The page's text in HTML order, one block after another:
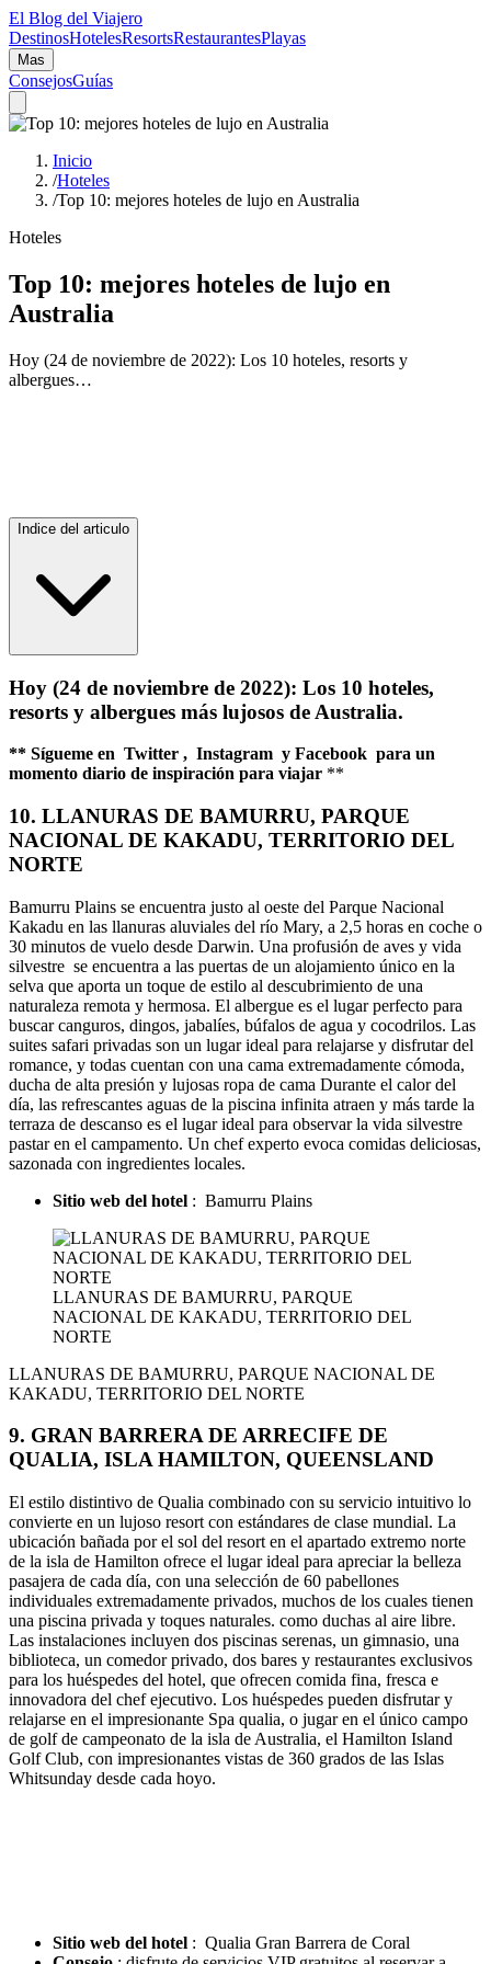
El Blog del Viajero
DestinosHotelesResortsRestaurantesPlayas
Mas
ConsejosGuías
Inicio
/Hoteles
/Top 10: mejores hoteles de lujo en Australia
Hoteles
Top 10: mejores hoteles de lujo en
Australia
Hoy (24 de noviembre de 2022): Los 10 hoteles, resorts y
albergues…
Indice del articulo
Hoy (24 de noviembre de 2022): Los 10 hoteles,
resorts y albergues más lujosos de Australia.
** Sígueme en Twitter , Instagram y Facebook para un
momento diario de inspiración para viajar **
10. LLANURAS DE BAMURRU, PARQUE
NACIONAL DE KAKADU, TERRITORIO DEL
NORTE
Bamurru Plains se encuentra justo al oeste del Parque Nacional
Kakadu en las llanuras aluviales del río Mary, a 2,5 horas en coche o
30 minutos de vuelo desde Darwin. Una profusión de aves y vida
silvestre se encuentra a las puertas de un alojamiento único en la
selva que aporta un toque de estilo al descubrimiento de una
naturaleza remota y hermosa. El albergue es el lugar perfecto para
buscar canguros, dingos, jabalíes, búfalos de agua y cocodrilos. Las
suites safari privadas son un lugar ideal para relajarse y disfrutar del
romance, y todas cuentan con una cama extremadamente cómoda,
ducha de alta presión y lujosas ropa de cama Durante el calor del
día, las refrescantes aguas de la piscina infinita atraen y más tarde la
terraza de descanso es el lugar ideal para observar la vida silvestre
pastar en el campamento. Un chef experto evoca comidas deliciosas,
sazonada con ingredientes locales.
Sitio web del hotel : Bamurru Plains
LLANURAS DE BAMURRU, PARQUE
NACIONAL DE KAKADU, TERRITORIO DEL
NORTE
LLANURAS DE BAMURRU, PARQUE NACIONAL DE
KAKADU, TERRITORIO DEL NORTE
9. GRAN BARRERA DE ARRECIFE DE
QUALIA, ISLA HAMILTON, QUEENSLAND
El estilo distintivo de Qualia combinado con su servicio intuitivo lo
convierte en un lujoso resort con estándares de clase mundial. La
ubicación bañada por el sol del resort en el apartado extremo norte
de la isla de Hamilton ofrece el lugar ideal para apreciar la belleza
pasajera de cada día, con una selección de 60 pabellones
individuales extremadamente privados, muchos de los cuales tienen
una piscina privada y toques naturales. como duchas al aire libre.
Las instalaciones incluyen dos piscinas serenas, un gimnasio, una
biblioteca, un comedor privado, dos bares y restaurantes exclusivos
para los huéspedes del hotel, que ofrecen comida fina, fresca e
innovadora del chef ejecutivo. Los huéspedes pueden disfrutar y
relajarse en el impresionante Spa qualia, o jugar en el único campo
de golf de campeonato de la isla de Australia, el Hamilton Island
Golf Club, con impresionantes vistas de 360 ​​grados de las Islas
Whitsunday desde cada hoyo.
Sitio web del hotel : Qualia Gran Barrera de Coral